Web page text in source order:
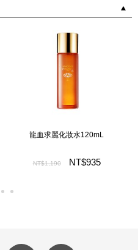
龍血求麗化妝水120mL
NT$1,190 NT$935